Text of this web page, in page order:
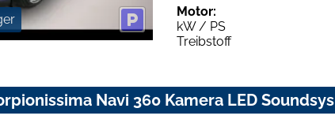
Motor:
kW / PS
Treibstoff
Navi 360 Kamera LED Soundsys